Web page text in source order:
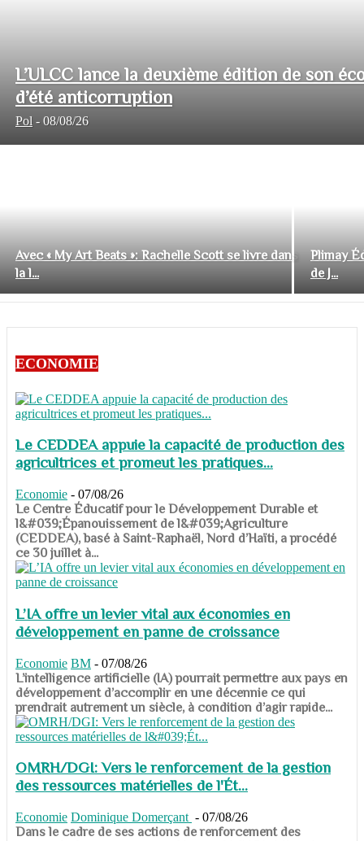
L’ULCC lance la deuxième édition de son
d’été anticorruption
Pol - 08/08/26
Avec « My Art Beats »: Rachelle Scott se livre dans
la l...
Plimay
de J...
ECONOMIE
Le CEDDEA appuie la capacité de production des
agricultrices et promeut les pratiques...
Economie - 07/08/26
​​​​​​​Le Centre Éducatif pour le Développement Durable et
l&#039;Épanouissement de l&#039;Agriculture
(CEDDEA), basé à Saint-Raphaël, Nord d’Haïti, a procédé
ce 30 juillet à...
L’IA offre un levier vital aux économies en
développement en panne de croissance
Economie BM - 07/08/26
​​​​​​​L’intelligence artificielle (IA) pourrait permettre aux pays en
développement d’accomplir en une décennie ce qui
prendrait autrement un siècle, à condition d’agir rapide...
OMRH/DGI: Vers le renforcement de la gestion
des ressources matérielles de l'Ét...
Economie Dominique Domerçant - 07/08/26
Dans le cadre de ses actions de renforcement des